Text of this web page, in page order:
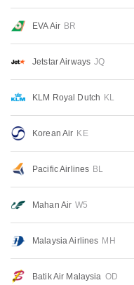
EVA Air BR
Jetstar Airways JQ
KLM Royal Dutch KL
Korean Air KE
Pacific Airlines BL
Mahan Air W5
Malaysia Airlines MH
Batik Air Malaysia OD